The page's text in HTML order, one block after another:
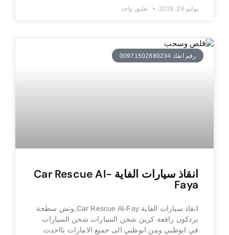
يوليو 26, 2026 تعليق واحد
رقم انقاذ 00971502880234
انقاذ سيارات الفاية Car Rescue Al-
Faya
انقاذ سيارات الفاية Car Rescue Al-Fay,ونش سطحة
بردكون رافعة كرين شحن السيارات شحن السيارات
في ابوظبي ومن ابوظبي الى جميع الامارات بااحدث